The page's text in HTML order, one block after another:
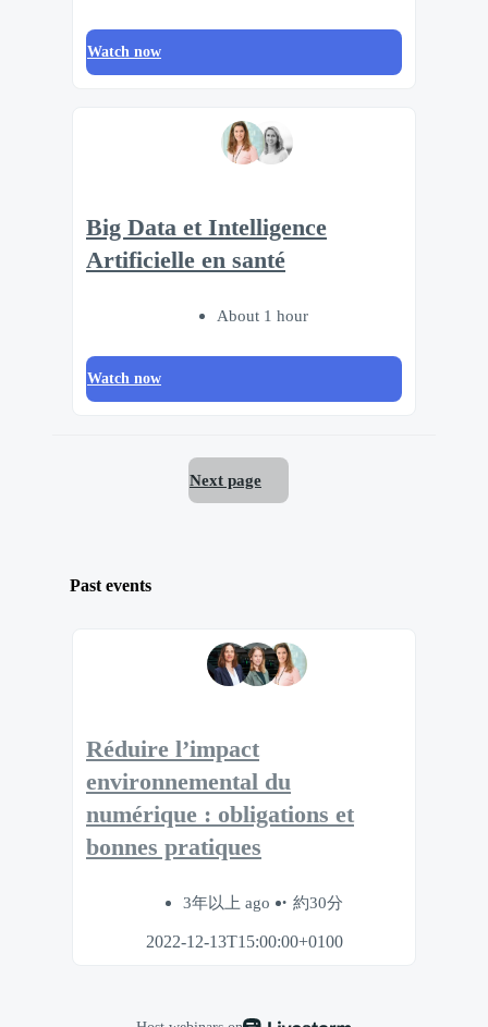
Watch now
Big Data et Intelligence
Artificielle en santé
About 1 hour
Watch now
Next page
Past events
Réduire l’impact
environnemental du
numérique : obligations et
bonnes pratiques
3年以上 ago 約30分
2022-12-13T15:00:00+0100